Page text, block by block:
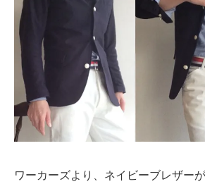
ワーカーズより、ネイビーブレザー